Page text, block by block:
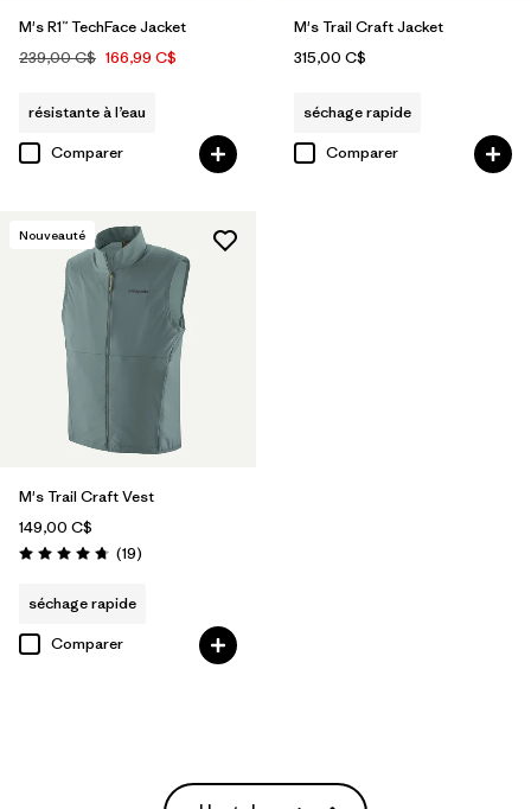
M's R1™ TechFace Jacket
239,00 C$ 166,99 C$
résistante à l’eau
Comparer
M's Trail Craft Jacket
315,00 C$
séchage rapide
Comparer
Nouveauté
M's Trail Craft Vest
149,00 C$
Évaluation: 4.7 / 5
(19Avis
)
séchage rapide
Comparer